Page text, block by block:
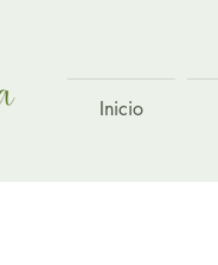
Inicio